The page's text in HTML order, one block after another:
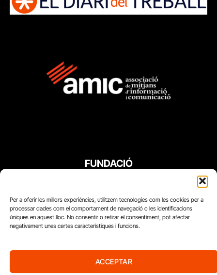
Per a oferir les millors experiències, utilitzem tecnologies com les cookies per a
processar dades com el comportament de navegació o les identificacions
úniques en aquest lloc. No consentir o retirar el consentiment, pot afectar
negativament unes certes característiques i funcions.
ACCEPTAR
FUNDACIÓ